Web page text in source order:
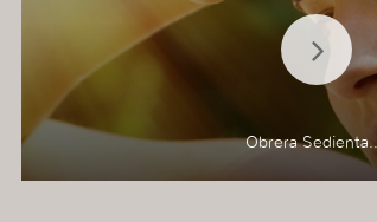
Obrera